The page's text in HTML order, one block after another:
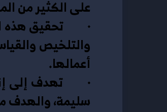
على الكثير من
أعمالها.
سليمة، والهدف